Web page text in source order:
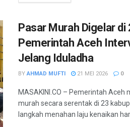
Pasar Murah Digelar di
Pemerintah Aceh
Jelang Iduladha
BY AHMAD MUFTI 21 MEI 2026 0
MASAKINI.CO – Pemerintah Aceh
murah secara serentak di 23
langkah menahan laju kenaikan